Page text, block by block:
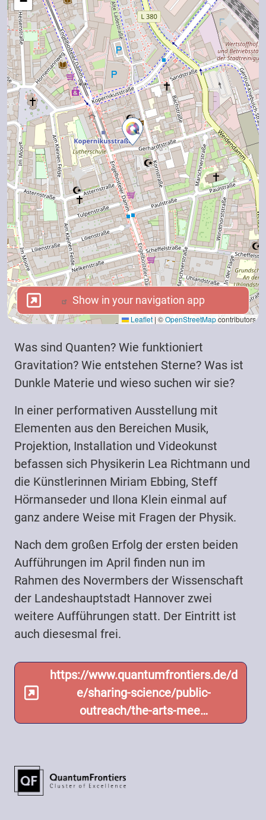
Leaflet | ©OpenStreetMapcontributors
Show in your navigation app
Show in your navigation app
Was sind Quanten? Wie funktioniert
Gravitation? Wie entstehen Sterne? Was ist
Dunkle Materie und wieso suchen wir sie?
In einer performativen Ausstellung mit
Elementen aus den Bereichen Musik,
Projektion, Installation und Videokunst
befassen sich Physikerin Lea Richtmann und
die Künstlerinnen Miriam Ebbing, Steff
Hörmanseder und Ilona Klein einmal auf
ganz andere Weise mit Fragen der Physik.
Nach dem großen Erfolg der ersten beiden
Aufführungen im April finden nun im
Rahmen des Novermbers der Wissenschaft
der Landeshauptstadt Hannover zwei
weitere Aufführungen statt. Der Eintritt ist
auch diesesmal frei.
https://www.quantumfrontiers.de/d
e/sharing-science/public-
outreach/the-arts-mee…